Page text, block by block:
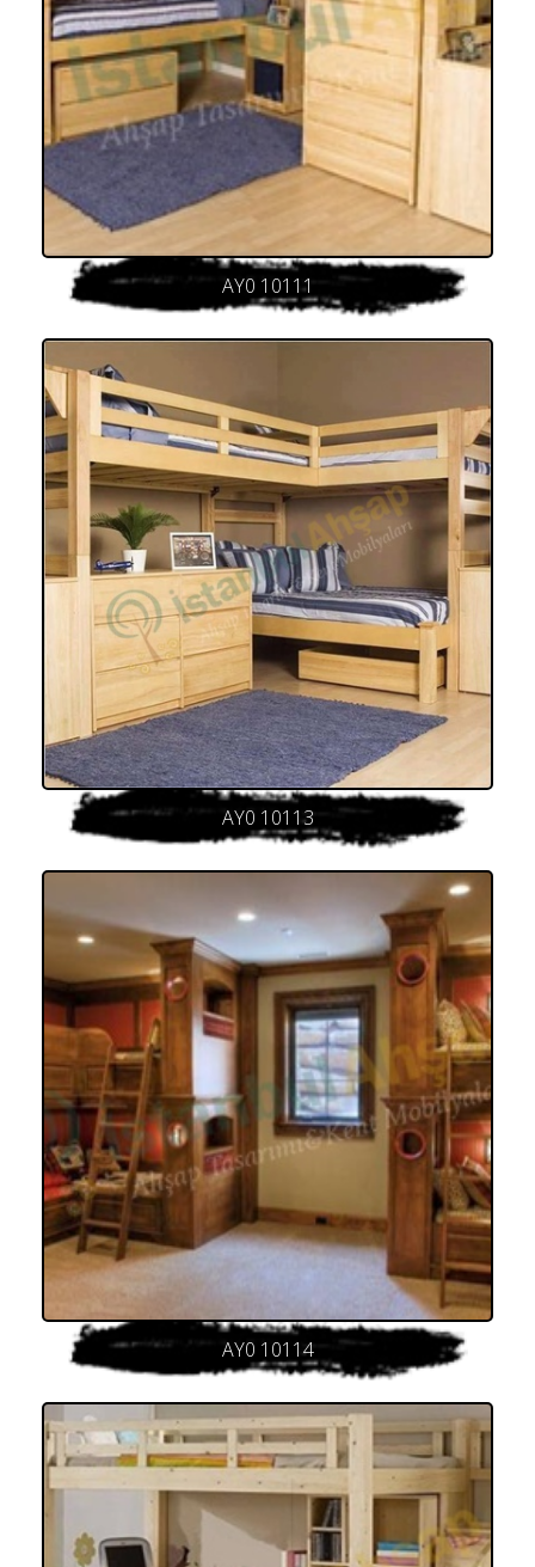
AY0 10111
AY0 10113
AY0 10114